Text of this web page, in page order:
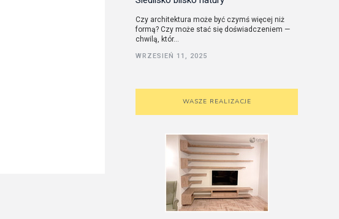
Czy architektura może być czymś więcej niż
formą? Czy może stać się doświadczeniem —
chwilą, któr...
WRZESIEŃ 11, 2025
WASZE REALIZACJE